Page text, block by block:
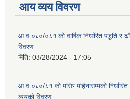
आय व्यय विवरण
आ.व ०८०/०८१ को वार्षिक निर्धारित पद्धति र
विवरण
मिति: 08/28/2024 - 17:05
आ.व ०८०/८१ को मंसिर महिनासम्मको
व्ययको विवरण